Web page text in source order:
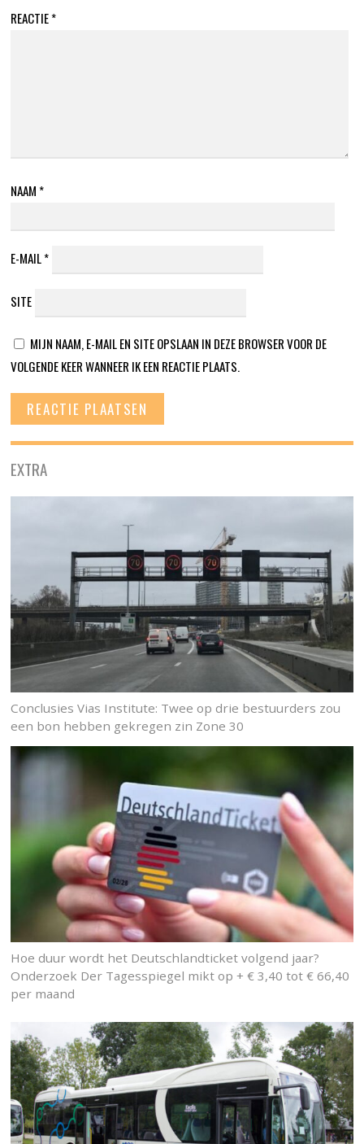
REACTIE*
NAAM *
E-MAIL*
SITE
MIJN NAAM, E-MAIL EN SITE OPSLAAN IN DEZE BROWSER VOOR DE
VOLGENDE KEER WANNEER IK EEN REACTIE PLAATS.
EXTRA
Conclusies Vias Institute: Twee op drie bestuurders zou
een bon hebben gekregen zin Zone 30
Hoe duur wordt het Deutschlandticket volgend jaar?
Onderzoek Der Tagesspiegel mikt op + € 3,40 tot € 66,40
per maand